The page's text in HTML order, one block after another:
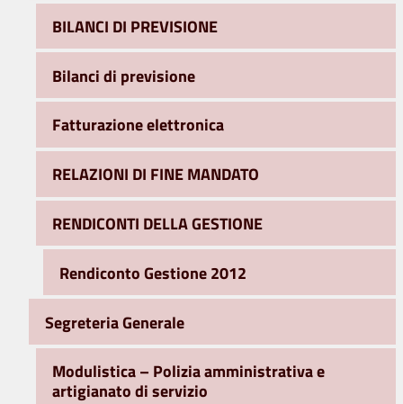
BILANCI DI PREVISIONE
Bilanci di previsione
Fatturazione elettronica
RELAZIONI DI FINE MANDATO
RENDICONTI DELLA GESTIONE
Rendiconto Gestione 2012
Segreteria Generale
Modulistica – Polizia amministrativa e
artigianato di servizio